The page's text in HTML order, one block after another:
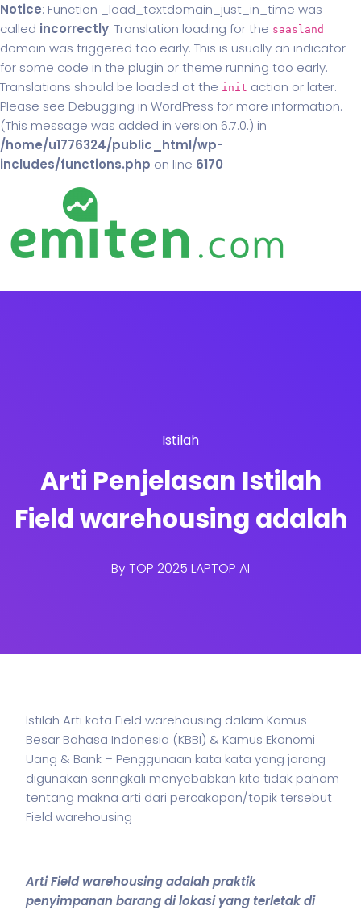
Notice: Function _load_textdomain_just_in_time was
called incorrectly. Translation loading for the saasland
domain was triggered too early. This is usually an indicator
for some code in the plugin or theme running too early.
Translations should be loaded at the init action or later.
Please see Debugging in WordPress for more information.
(This message was added in version 6.7.0.) in
/home/u1776324/public_html/wp-
includes/functions.php on line 6170
Istilah
Arti Penjelasan Istilah
Field warehousing adalah
ByTOP 2025 LAPTOP AI
Istilah Arti kata Field warehousing dalam Kamus
Besar Bahasa Indonesia (KBBI) & Kamus Ekonomi
Uang & Bank – Penggunaan kata kata yang jarang
digunakan seringkali menyebabkan kita tidak paham
tentang makna arti dari percakapan/topik tersebut
Field warehousing
Arti Field warehousing adalah praktik
penyimpanan barang di lokasi yang terletak di